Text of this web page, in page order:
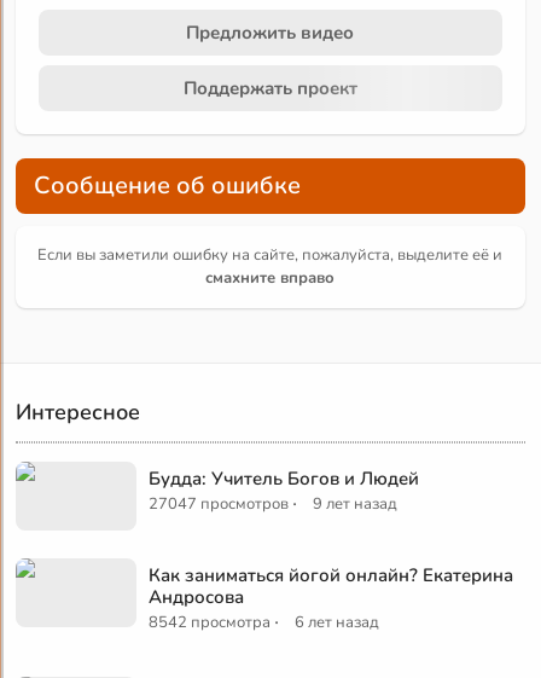
Предложить видео
Поддержать проект
Сообщение об ошибке
Если вы заметили ошибку на сайте, пожалуйста, выделите её и
смахните вправо
Интересное
Будда: Учитель Богов и Людей
27047 просмотров · 9 лет назад
Как заниматься йогой онлайн? Екатерина
Андросова
8542 просмотра · 6 лет назад